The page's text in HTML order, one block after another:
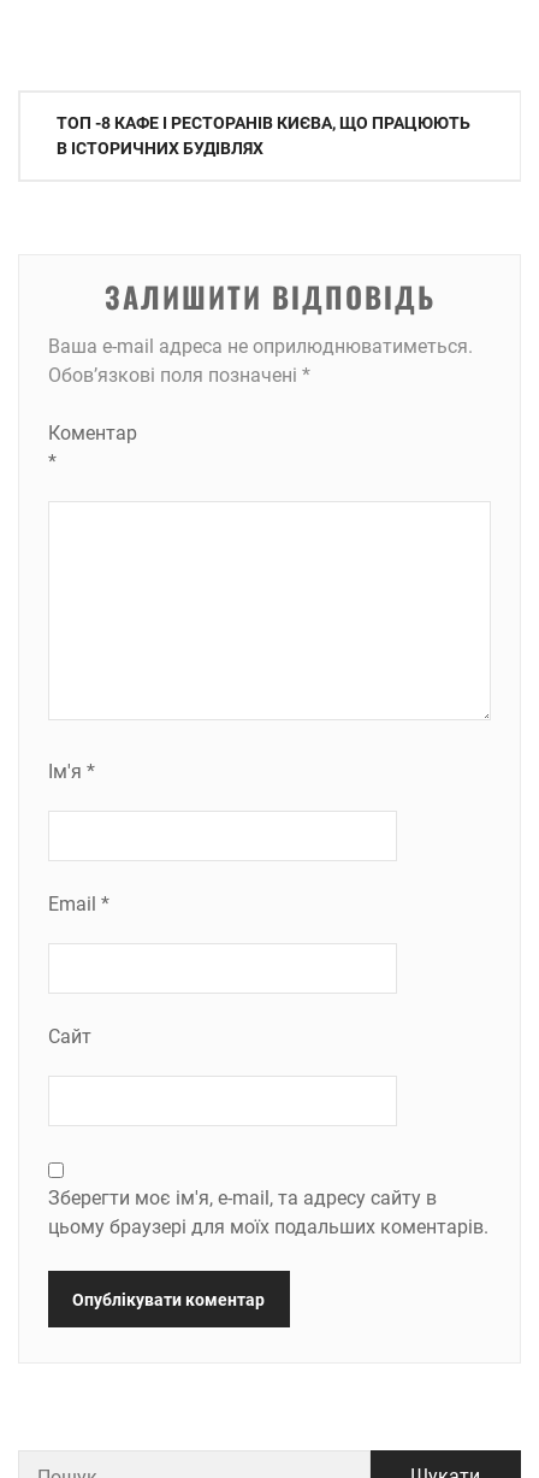
Навігація
записів
ТОП -8 КАФЕ І РЕСТОРАНІВ КИЄВА, ЩО ПРАЦЮЮТЬ
В ІСТОРИЧНИХ БУДІВЛЯХ
ЗАЛИШИТИ ВІДПОВІДЬ
Ваша e-mail адреса не оприлюднюватиметься.
Обов’язкові поля позначені *
Коментар
*
Ім'я *
Email *
Сайт
Зберегти моє ім'я, e-mail, та адресу сайту в
цьому браузері для моїх подальших коментарів.